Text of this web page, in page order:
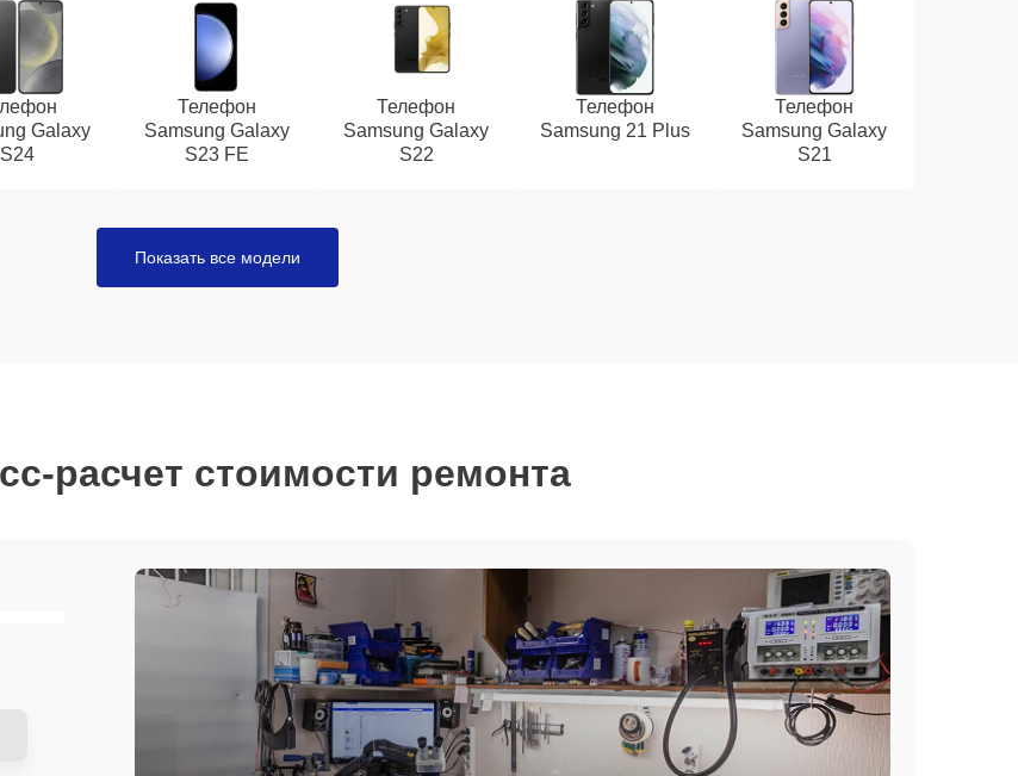
Galaxy
S24
Телефон
Samsung Galaxy
S23 FE
Телефон
Samsung Galaxy
S22
Телефон
Samsung 21 Plus
Телефон
Samsung Galaxy
S21
Показать все модели
расчет стоимости ремонта